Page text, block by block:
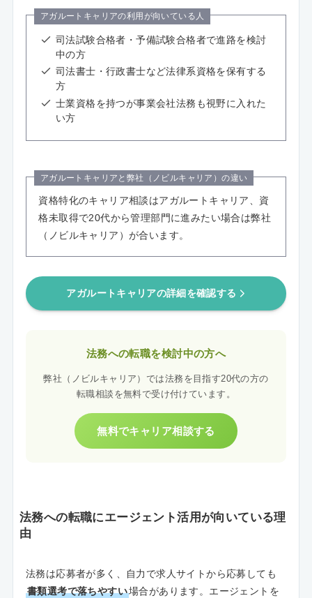
アガルートキャリアの利用が向いている人
司法試験合格者・予備試験合格者で進路を検討
中の方
司法書士・行政書士など法律系資格を保有する
方
士業資格を持つが事業会社法務も視野に入れた
い方
アガルートキャリアと弊社（ノビルキャリア）の違い
資格特化のキャリア相談はアガルートキャリア、資
格未取得で20代から管理部門に進みたい場合は弊社
（ノビルキャリア）が合います。
アガルートキャリアの詳細を確認する
法務への転職を検討中の方へ
弊社（ノビルキャリア）では法務を目指す20代の方の
転職相談を無料で受け付けています。
無料でキャリア相談する
法務への転職にエージェント活用が向いている理
由
法務は応募者が多く、自力で求人サイトから応募しても
書類選考で落ちやすい場合があります。エージェントを